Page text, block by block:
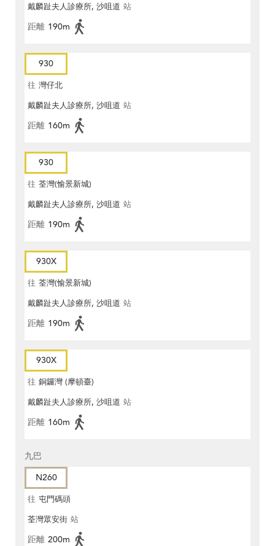
戴麟趾夫人診療所, 沙咀道 站
距離 190m
930
往 灣仔北
戴麟趾夫人診療所, 沙咀道 站
距離 160m
930
往 荃灣(愉景新城)
戴麟趾夫人診療所, 沙咀道 站
距離 190m
930X
往 荃灣(愉景新城)
戴麟趾夫人診療所, 沙咀道 站
距離 190m
930X
往 銅鑼灣 (摩頓臺)
戴麟趾夫人診療所, 沙咀道 站
距離 160m
九巴
N260
往 屯門碼頭
荃灣眾安街 站
距離 200m